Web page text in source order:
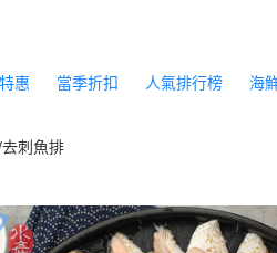
惠 當季折扣 人氣排行榜 海
刺魚排